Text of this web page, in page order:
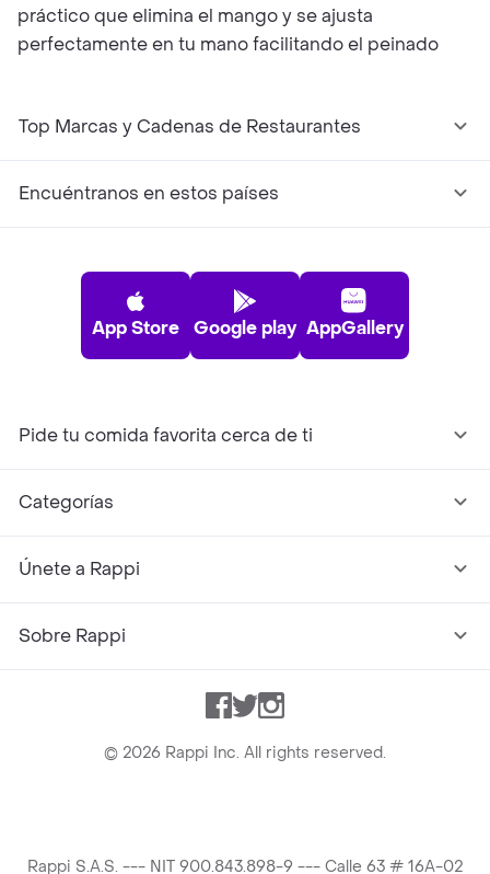
práctico que elimina el mango y se ajusta
perfectamente en tu mano facilitando el peinado
Top Marcas y Cadenas de Restaurantes
Encuéntranos en estos países
App Store Google play AppGallery
Pide tu comida favorita cerca de ti
Categorías
Únete a Rappi
Sobre Rappi
Facebook
TwitterInstagram
© 2026 Rappi Inc. All rights reserved.
Rappi S.A.S. --- NIT 900.843.898-9 --- Calle 63 # 16A-02